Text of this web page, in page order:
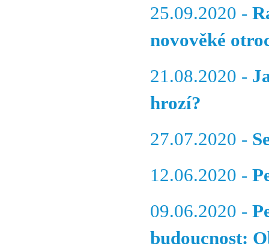
25.09.2020 -
novověké
21.08.2020 -
hrozí?
27.07.2020 -
12.06.2020 -
09.06.2020 -
budoucnost: